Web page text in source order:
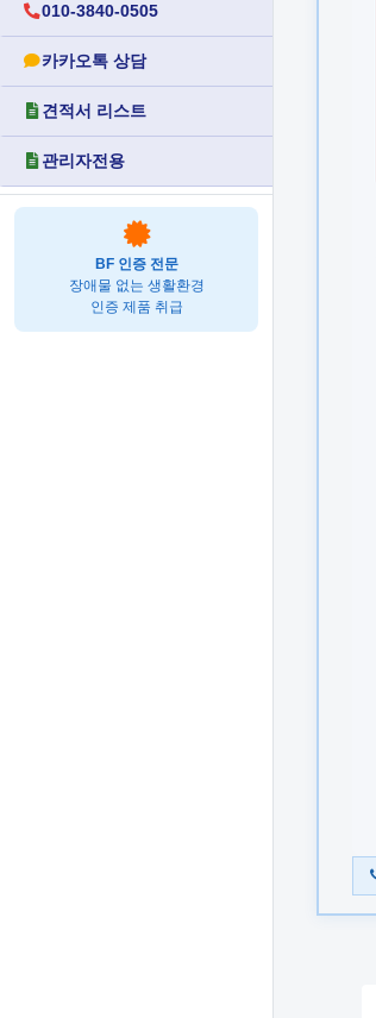
010-3840-0505
카카오톡 상담
견적서 리스트
관리자전용
BF 인증 전문
장애물 없는 생활환경
인증 제품 취급